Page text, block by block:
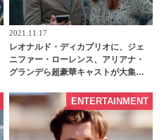
2021.11.17
レオナルド・ディカプリオに、ジェ
ニファー・ローレンス、アリアナ・
グランデら超豪華キャストが大集
ト・ルック・アップ』の予告が解
禁！ 落ちこぼれ天文学者は地球滅亡
の危機を救えるか…？ - tvgroove
ENTERTAINMENT